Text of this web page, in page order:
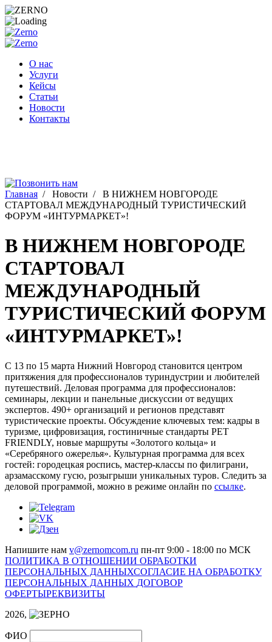
Перейти
к
О нас
Услуги
Кейсы
Статьи
Новости
Контакты
Главная / Новости / В НИЖНЕМ НОВГОРОДЕ
СТАРТОВАЛ МЕЖДУНАРОДНЫЙ ТУРИСТИЧЕСКИЙ
ФОРУМ «ИНТУРМАРКЕТ»!
В НИЖНЕМ НОВГОРОДЕ
СТАРТОВАЛ
МЕЖДУНАРОДНЫЙ
ТУРИСТИЧЕСКИЙ ФОРУМ
«ИНТУРМАРКЕТ»!
С 13 по 15 марта Нижний Новгород становится центром
притяжения для профессионалов туриндустрии и любителей
путешествий. Деловая программа для профессионалов:
семинары, лекции и панельные дискуссии от ведущих
экспертов. 490+ организаций и регионов представят
туристические проекты. Обсуждение ключевых тем: кадры в
туризме, цифровизация, гостиничные стандарты PET
FRIENDLY, новые маршруты «Золотого кольца» и
«Серебряного ожерелья». Культурная программа для всех
гостей: городецкая роспись, мастер-классы по филиграни,
арзамасскому гусю, розыгрыши уникальных туров. Следить за
деловой программой, можно в режиме онлайн по ссылке.
Напишите нам v@zernomcom.ru пн-пт 9:00 - 18:00 по МСК
ПОЛИТИКА В ОТНОШЕНИИ ОБРАБОТКИ
ПЕРСОНАЛЬНЫХ ДАННЫХСОГЛАСИЕ НА ОБРАБОТКУ
ПЕРСОНАЛЬНЫХ ДАННЫХ ДОГОВОР
ОФЕРТЫРЕКВИЗИТЫ
2026,
ФИО